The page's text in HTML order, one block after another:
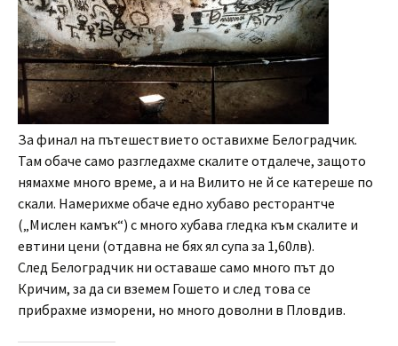
За финал на пътешествието оставихме Белоградчик.
Там обаче само разгледахме скалите отдалече, защото
нямахме много време, а и на Вилито не й се катереше по
скали. Намерихме обаче едно хубаво ресторантче
(„Мислен камък“) с много хубава гледка към скалите и
евтини цени (отдавна не бях ял супа за 1,60лв).
След Белоградчик ни оставаше само много път до
Кричим, за да си вземем Гошето и след това се
прибрахме изморени, но много доволни в Пловдив.